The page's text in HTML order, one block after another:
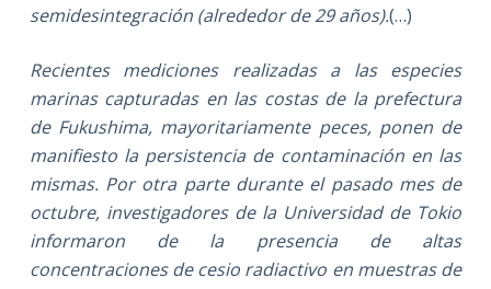
semidesintegración (alrededor de 29 años).(…)
Recientes mediciones realizadas a las especies
marinas capturadas en las costas de la prefectura
de Fukushima, mayoritariamente peces, ponen de
manifiesto la persistencia de contaminación en las
mismas. Por otra parte durante el pasado mes de
octubre, investigadores de la Universidad de Tokio
informaron de la presencia de altas
concentraciones de cesio radiactivo en muestras de